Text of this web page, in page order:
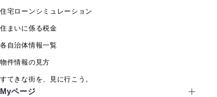
住宅ローンシミュレーション
住まいに係る税金
各自治体情報一覧
物件情報の見方
すてきな街を、見に行こう。
Myページ